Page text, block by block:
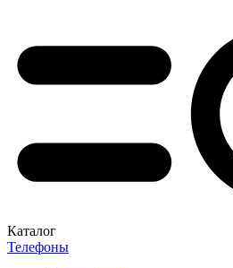
Каталог
Телефоны